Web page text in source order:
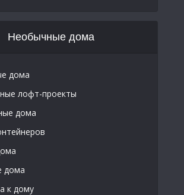
Необычные дома
дома
лофт-проекты
дома
дома
к дому